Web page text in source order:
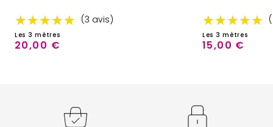
★★★★★
★★★★★ (3 avis)
Les 3 mètres
20,00 €
★★★★★
★★★★★
Les 3 mètres
15,00 €